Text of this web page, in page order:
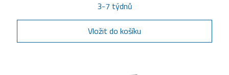
3-7 týdnů
Vložit do košíku